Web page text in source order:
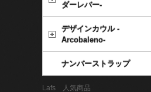
ダーレバー-
デザインカウル -
Arcobaleno-
ナンバーストラップ
Lafs 人気商品